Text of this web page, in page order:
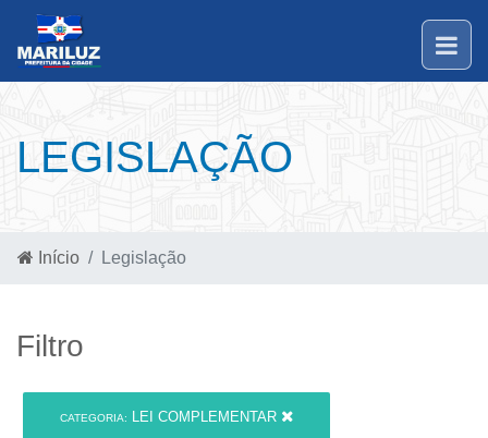
LEGISLAÇÃO
Início Legislação
Filtro
CATEGORIA: LEI COMPLEMENTAR